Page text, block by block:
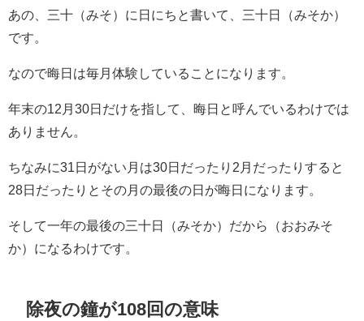
あの、三十（みそ）に日にちと書いて、三十日（みそか）
です。
なので晦日は毎月体験していることになります。
年末の12月30日だけを指して、晦日と呼んでいるわけでは
ありません。
ちなみに31日がない月は30日だったり2月だったりすると
28日だったりとその月の最後の日が晦日になります。
そして一年の最後の三十日（みそか）だから（おおみそ
か）になるわけです。
除夜の鐘が108回の意味